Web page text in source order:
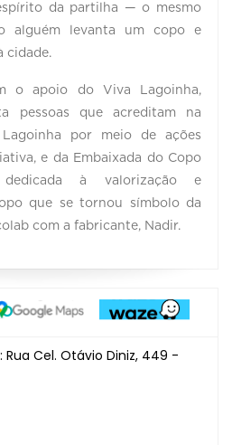
da partilha — o mesmo
alguém levanta um copo e
cidade.
o apoio do Viva Lagoinha,
pessoas que acreditam na
por meio de ações
e da Embaixada do Copo
à valorização e
que se tornou símbolo da
com a fabricante, Nadir.
Cel. Otávio Diniz, 449 -